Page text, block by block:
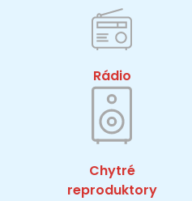
Rádio
Chytré
reproduktory